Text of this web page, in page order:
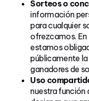
Sorteos o
información
para cualquier
ofrezcamos. En
estamos
públicamente
ganadores de
Uso
nuestra